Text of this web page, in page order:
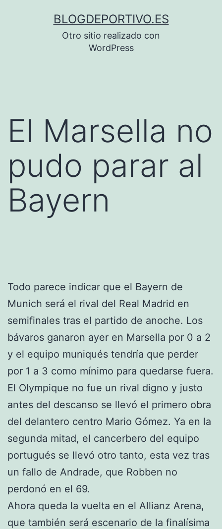
BLOGDEPORTIVO.ES
Otro sitio realizado con
WordPress
El Marsella no
pudo parar al
Bayern
Todo parece indicar que el Bayern de
Munich será el rival del Real Madrid en
semifinales tras el partido de anoche. Los
bávaros ganaron ayer en Marsella por 0 a 2
y el equipo muniqués tendría que perder
por 1 a 3 como mínimo para quedarse fuera.
El Olympique no fue un rival digno y justo
antes del descanso se llevó el primero obra
del delantero centro Mario Gómez. Ya en la
segunda mitad, el cancerbero del equipo
portugués se llevó otro tanto, esta vez tras
un fallo de Andrade, que Robben no
perdonó en el 69.
Ahora queda la vuelta en el Allianz Arena,
que también será escenario de la finalísima